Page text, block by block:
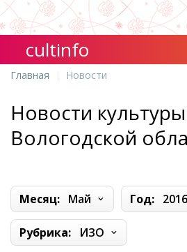
cultinfo
Главная Новости
Новости
Вологодской
Месяц: Май Год: 2016
Рубрика: ИЗО